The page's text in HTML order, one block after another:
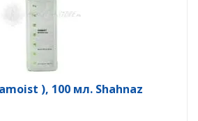
), 100 мл. Shahnaz